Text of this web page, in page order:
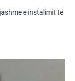
e instalimit të